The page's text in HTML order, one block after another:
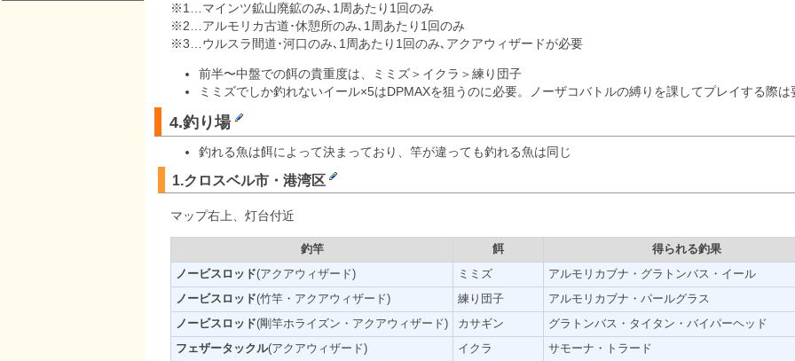
※1…マインツ鉱山廃鉱のみ､1周あたり1回のみ
※2…アルモリカ古道･休憩所のみ､1周あたり1回のみ
※3…ウルスラ間道･河口のみ､1周あたり1回のみ､アクアウィザードが必要
前半〜中盤での餌の貴重度は、ミミズ＞イクラ＞練り団子
ミミズでしか釣れないイール×5はDPMAXを狙うのに必要。ノーザコバトルの縛りを課してプレイする際は
4.釣り場
釣れる魚は餌によって決まっており、竿が違っても釣れる魚は同じ
1.クロスベル市・港湾区
マップ右上、灯台付近
釣竿 餌
得られる釣果
ノービスロッド(アクアウィザード) ミミズ
アルモリカブナ・グラトンバス・イール
ノービスロッド(竹竿・アクアウィザード) 練り団子
アルモリカブナ・パールグラス
ノービスロッド(剛竿ホライズン・アクアウィザード) カサギン
グラトンバス・タイタン・バイパーヘッド
フェザータックル(アクアウィザード) イクラ
サモーナ・トラード